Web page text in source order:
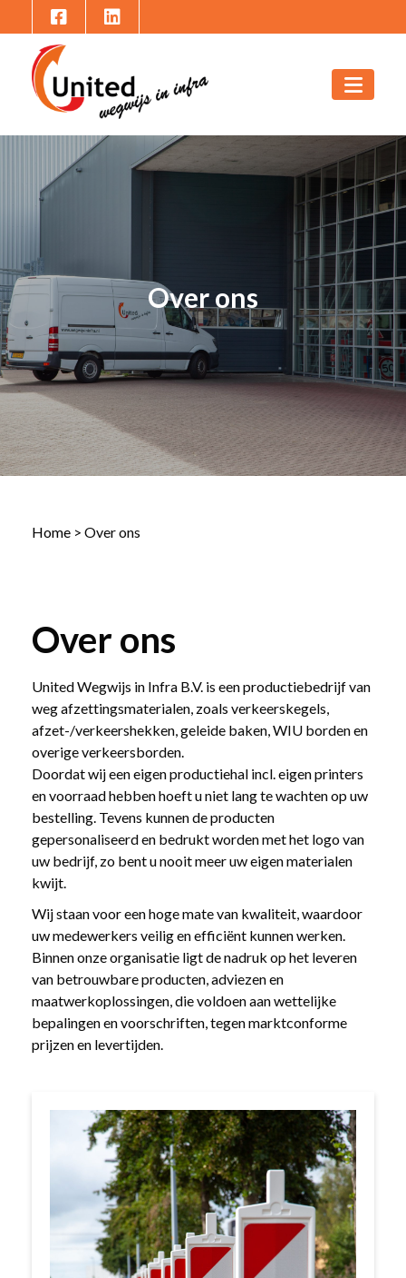
Over ons
Home > Over ons
Over ons
United Wegwijs in Infra B.V. is een productiebedrijf van
weg afzettingsmaterialen, zoals verkeerskegels,
afzet-/verkeershekken, geleide baken, WIU borden en
overige verkeersborden.
Doordat wij een eigen productiehal incl. eigen printers
en voorraad hebben hoeft u niet lang te wachten op uw
bestelling. Tevens kunnen de producten
gepersonaliseerd en bedrukt worden met het logo van
uw bedrijf, zo bent u nooit meer uw eigen materialen
kwijt.
Wij staan voor een hoge mate van kwaliteit, waardoor
uw medewerkers veilig en efficiënt kunnen werken.
Binnen onze organisatie ligt de nadruk op het leveren
van betrouwbare producten, adviezen en
maatwerkoplossingen, die voldoen aan wettelijke
bepalingen en voorschriften, tegen marktconforme
prijzen en levertijden.